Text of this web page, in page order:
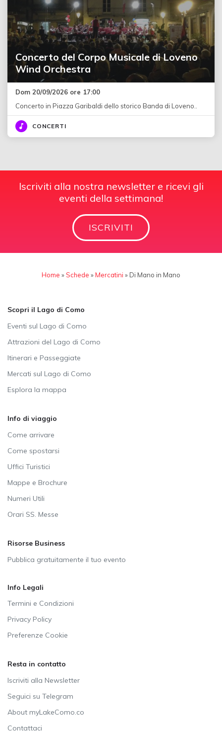
Concerto del Corpo Musicale di Loveno
Wind Orchestra
Dom 20/09/2026 ore 17:00
Concerto in Piazza Garibaldi dello storico Banda di Loveno..
CONCERTI
Iscriviti alla nostra newsletter e ricevi gli
eventi della settimana!
ISCRIVITI
Home »Schede »Mercatini » Di Mano in Mano
Scopri il Lago di Como
Eventi sul Lago di Como
Attrazioni del Lago di Como
Itinerari e Passeggiate
Mercati sul Lago di Como
Esplora la mappa
Info di viaggio
Come arrivare
Come spostarsi
Uffici Turistici
Mappe e Brochure
Numeri Utili
Orari SS. Messe
Risorse Business
Pubblica gratuitamente il tuo evento
Info Legali
Termini e Condizioni
Privacy Policy
Preferenze Cookie
Resta in contatto
Iscriviti alla Newsletter
Seguici su Telegram
About myLakeComo.co
Contattaci